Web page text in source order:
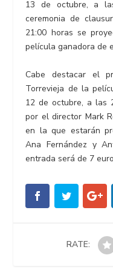
13 de octubre, a
ceremonia de
21:00 horas se
película ganadora de
Cabe destacar el
Torrevieja de la
12 de octubre, a las
por el director Mark
en la que estarán
Ana Fernández y
entrada será de 7
RATE: